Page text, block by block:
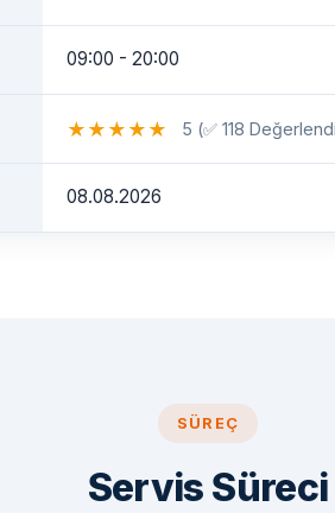
09:00 - 20:00
★ ★ ★ ★ ★ 5 (✅ 118
08.08.2026
SÜREÇ
Servis Süreci